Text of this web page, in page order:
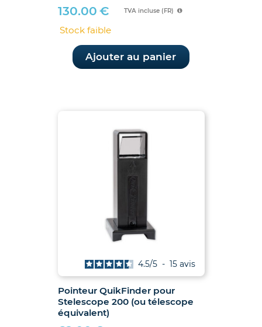
130.00 € TVA incluse (FR)
Stock faible
Ajouter au panier
Pointeur QuikFinder pour
Stelescope 200 (ou télescope
équivalent)
4.5/5 - 15 avis